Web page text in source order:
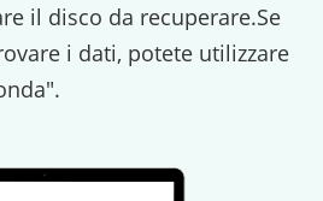
il disco da recuperare.Se
i dati, potete utilizzare